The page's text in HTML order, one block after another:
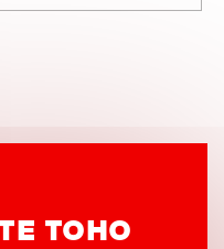
TOHO